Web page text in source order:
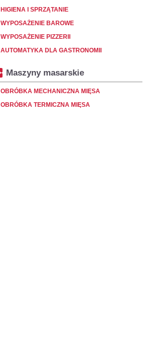
HIGIENA I SPRZĄTANIE
WYPOSAŻENIE BAROWE
WYPOSAŻENIE PIZZERII
AUTOMATYKA DLA GASTRONOMII
Maszyny masarskie
OBRÓBKA MECHANICZNA MIĘSA
OBRÓBKA TERMICZNA MIĘSA